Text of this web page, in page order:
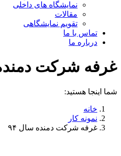
نمایشگاه های داخلی
مقالات
تقویم نمایشگاهی
تماس با ما
درباره ما
غرفه شرکت دمنده
شما اینجا هستید:
خانه
نمونه کار
غرفه شرکت دمنده سال ۹۴